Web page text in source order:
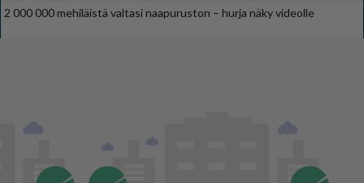
2 000 000 mehiläistä valtasi naapuruston – hurja näky videolle